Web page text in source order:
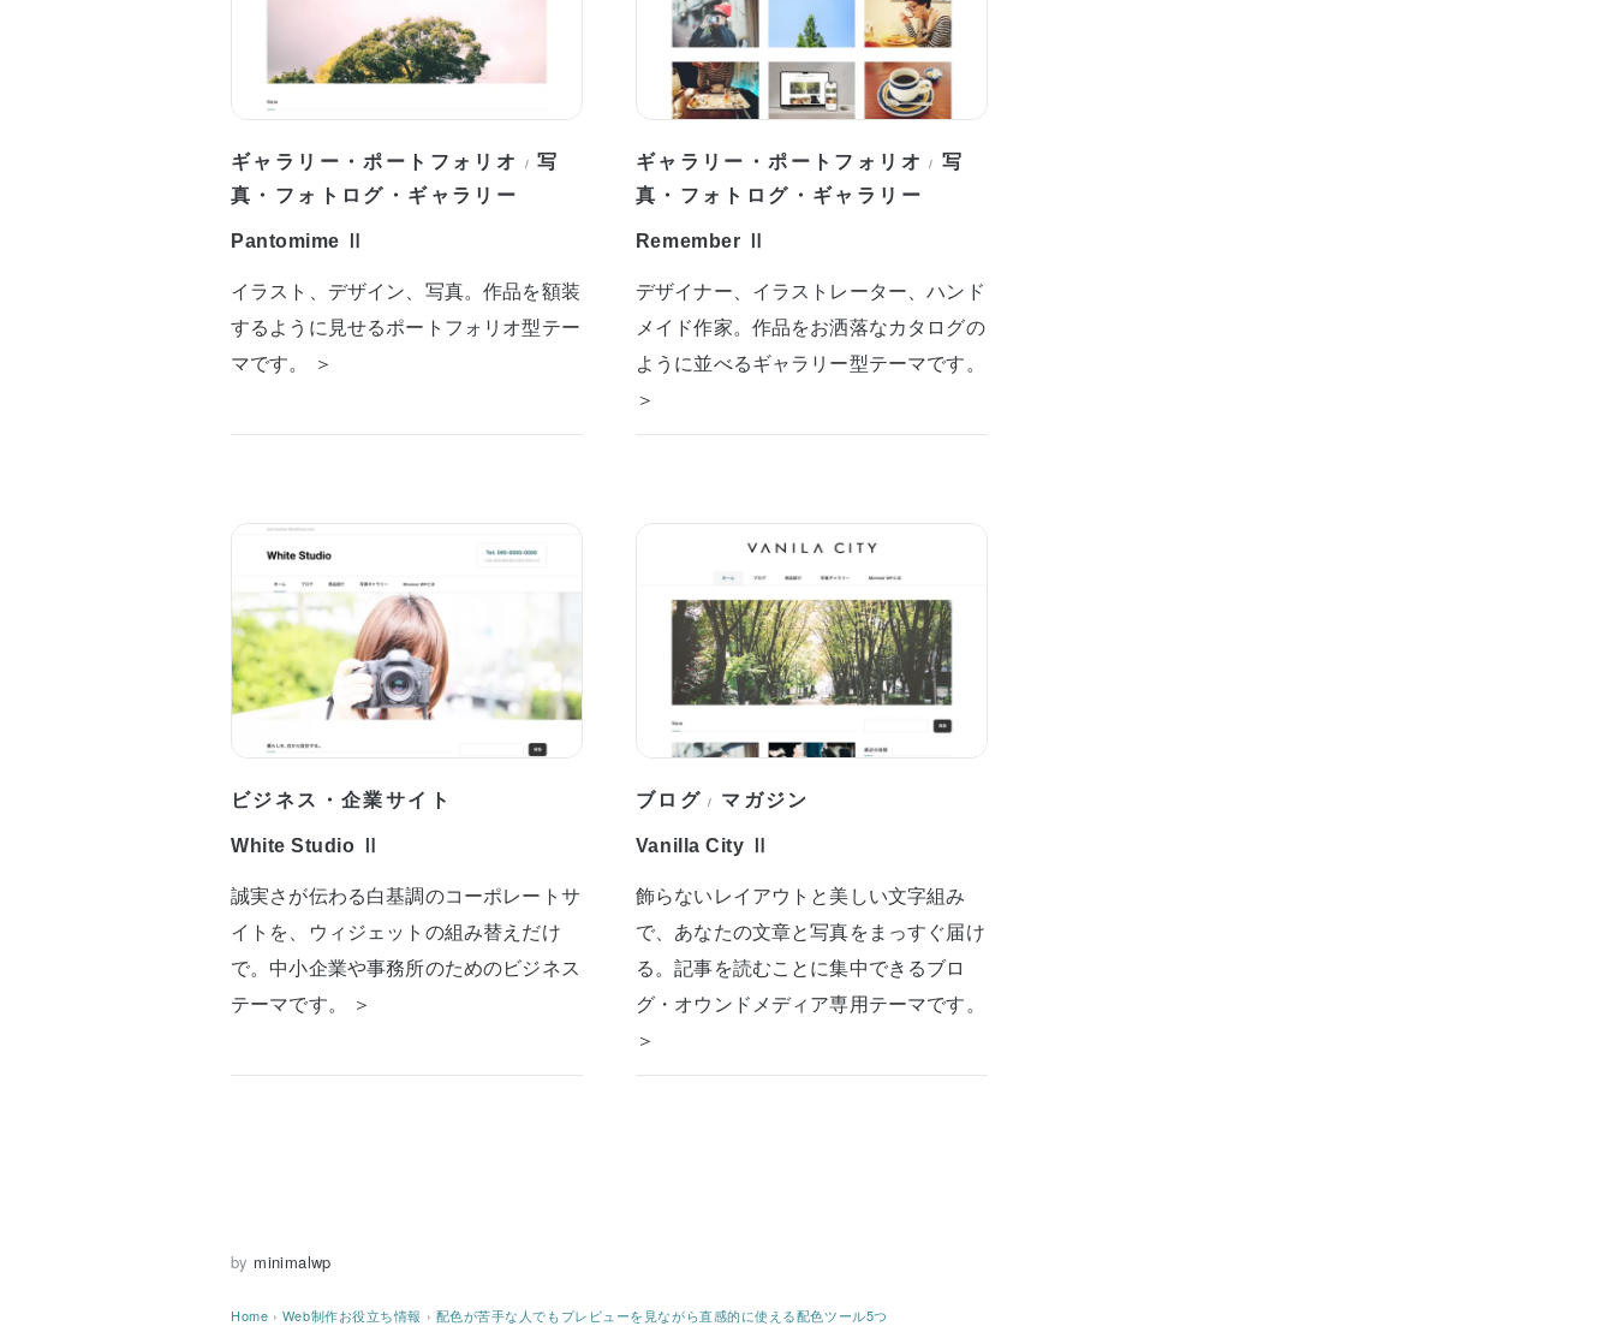
ギャラリー・ポートフォリオ /写
真・フォトログ・ギャラリー
Pantomime Ⅱ
イラスト、デザイン、写真。作品を額装
するように見せるポートフォリオ型テー
マです。 ＞
ギャラリー・ポートフォリオ /写
真・フォトログ・ギャラリー
Remember Ⅱ
デザイナー、イラストレーター、ハンド
メイド作家。作品をお洒落なカタログの
ように並べるギャラリー型テーマです。
＞
ビジネス・企業サイト
White Studio Ⅱ
誠実さが伝わる白基調のコーポレートサ
イトを、ウィジェットの組み替えだけ
で。中小企業や事務所のためのビジネス
テーマです。 ＞
ブログ / マガジン
Vanilla City Ⅱ
飾らないレイアウトと美しい文字組み
で、あなたの文章と写真をまっすぐ届け
る。記事を読むことに集中できるブロ
グ・オウンドメディア専用テーマです。
＞
by minimalwp
Home › Web制作お役立ち情報 › 配色が苦手な人でもプレビューを見ながら直感的に使える配色ツール5つ